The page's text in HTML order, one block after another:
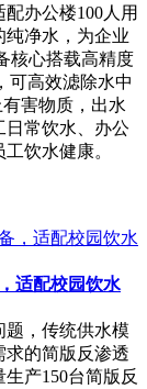
办公楼100人用
纯净水，为企业
核心搭载高精度
可高效滤除水中
害物质，出水
日常饮水、办公
饮水健康。
适配校园饮水
题，传统供水模
求的简版反渗透
产150台简版反